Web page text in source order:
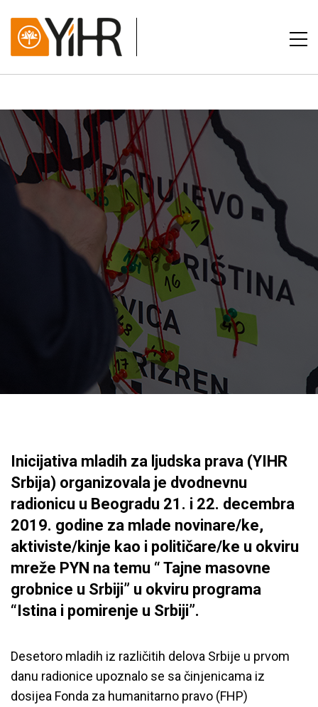
Inicijativa mladih za ljudska prava (YIHR
Srbija) organizovala je dvodnevnu
radionicu u Beogradu 21. i 22. decembra
2019. godine za mlade novinare/ke,
aktiviste/kinje kao i političare/ke u okviru
mreže PYN na temu “ Tajne masovne
grobnice u Srbiji” u okviru programa
“Istina i pomirenje u Srbiji”.
Desetoro mladih iz različitih delova Srbije u prvom
danu radionice upoznalo se sa činjenicama iz
dosijea Fonda za humanitarno pravo (FHP)